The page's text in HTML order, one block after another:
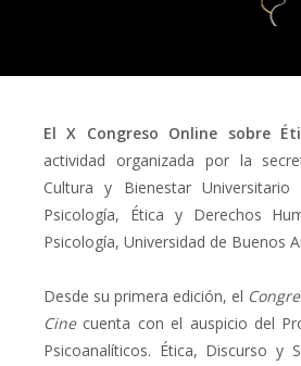
El X Congreso Online sobre
actividad organizada por la
Cultura y Bienestar
Psicología, Ética y Derechos
Psicología, Universidad de Buenos
Desde su primera edición, el
Cine cuenta con el auspicio del
Psicoanalíticos. Ética, Discurso y